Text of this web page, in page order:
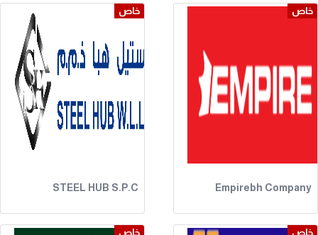
خاص
STEEL HUB S.P.C
خاص
Empirebh Company
خاص خاص